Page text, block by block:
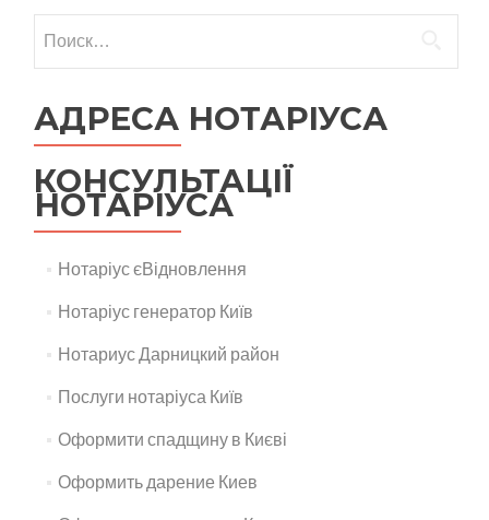
АДРЕСА НОТАРІУСА
КОНСУЛЬТАЦІЇ
НОТАРІУСА
Нотаріус єВідновлення
Нотаріус генератор Київ
Нотариус Дарницкий район
Послуги нотаріуса Київ
Оформити спадщину в Києві
Оформить дарение Киев